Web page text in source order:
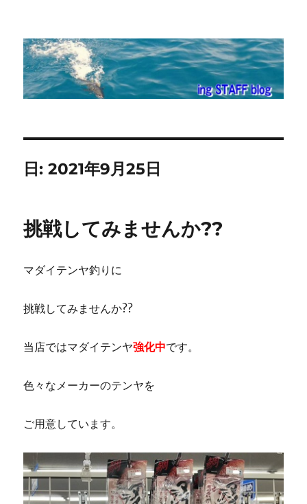
ing STAFF blog
日:2021年9月25日
挑戦してみませんか??
マダイテンヤ釣りに
挑戦してみませんか??
当店ではマダイテンヤ強化中です。
色々なメーカーのテンヤを
ご用意しています。